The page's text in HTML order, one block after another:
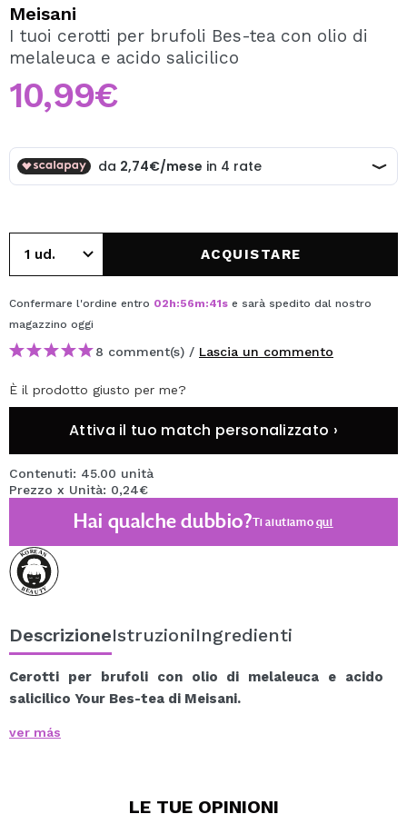
Creando un account su Maquibeauty.it potrai fare i tuoi
acquisti velocemente, controllare lo stato dei tuoi ordini e
Meisani
I tuoi cerotti per brufoli Bes-tea con olio di
melaleuca e acido salicilico
10,99€
ACQUISTARE
Confermare l'ordine entro 02h:56m:41s e sarà spedito dal nostro
magazzino oggi
8 comment(s) / Lascia un commento
È il prodotto giusto per me?
Attiva il tuo match personalizzato ›
Contenuti: 45.00 unità
Prezzo x Unità: 0,24€
Hai qualche dubbio?Ti aiutiamoqui
DescrizioneIstruzioniIngredienti
Cerotti per brufoli con olio di melaleuca e acido
salicilico Your Bes-tea di Meisani.
salicilico e l'acido ialuronico tra i loro principali
la zona interessata dagli agenti esterni.
ver más
LE TUE OPINIONI